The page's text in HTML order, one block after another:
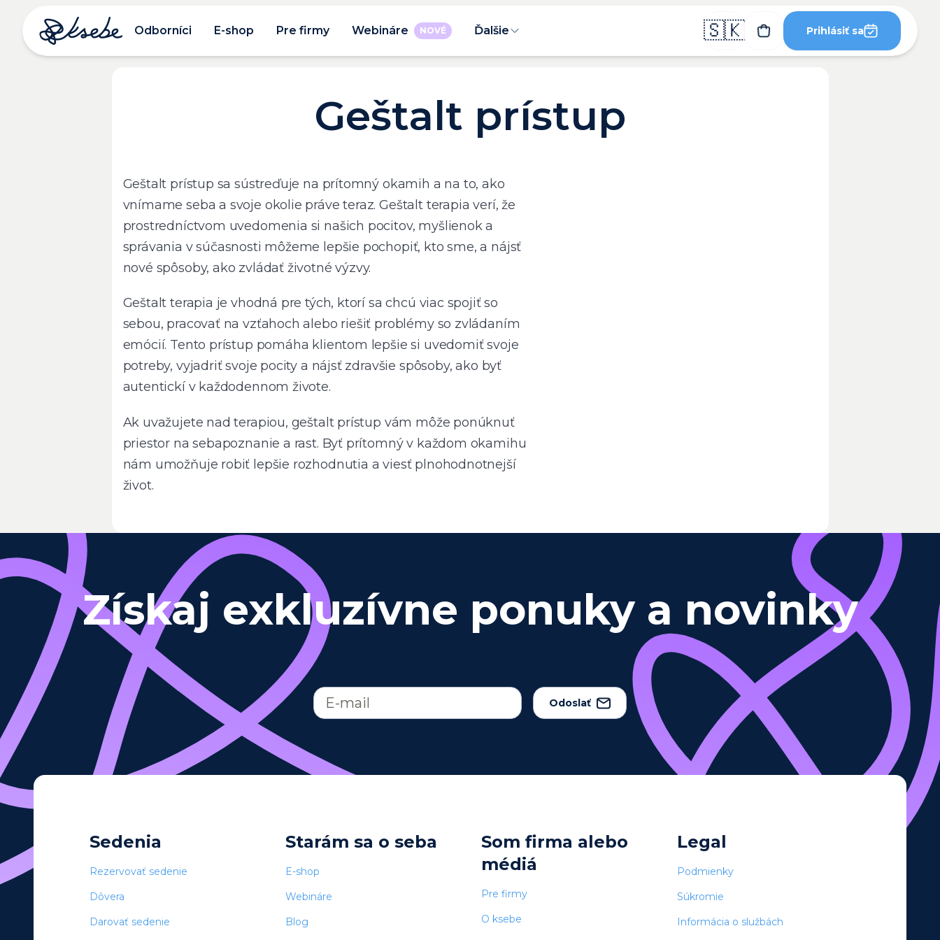
Odborníci E-shop Pre firmy Webináre NOVÉ Ďalšie 🇸🇰 Prihlásiť sa
Geštalt prístup
Geštalt prístup sa sústreďuje na prítomný okamih a na to, ako
vnímame seba a svoje okolie práve teraz. Geštalt terapia verí, že
prostredníctvom uvedomenia si našich pocitov, myšlienok a
správania v súčasnosti môžeme lepšie pochopiť, kto sme, a nájsť
nové spôsoby, ako zvládať životné výzvy.
Geštalt terapia je vhodná pre tých, ktorí sa chcú viac spojiť so
sebou, pracovať na vzťahoch alebo riešiť problémy so zvládaním
emócií. Tento prístup pomáha klientom lepšie si uvedomiť svoje
potreby, vyjadriť svoje pocity a nájsť zdravšie spôsoby, ako byť
autentickí v každodennom živote.
Ak uvažujete nad terapiou, geštalt prístup vám môže ponúknuť
priestor na sebapoznanie a rast. Byť prítomný v každom okamihu
nám umožňuje robiť lepšie rozhodnutia a viesť plnohodnotnejší
život.
Získaj exkluzívne ponuky a novinky
Odoslať
Sedenia
Rezervovať sedenie
Dôvera
Darovať sedenie
Starám sa o seba
E-shop
Webináre
Blog
Som firma alebo
médiá
Pre firmy
O ksebe
Legal
Podmienky
Súkromie
Informácia o službách